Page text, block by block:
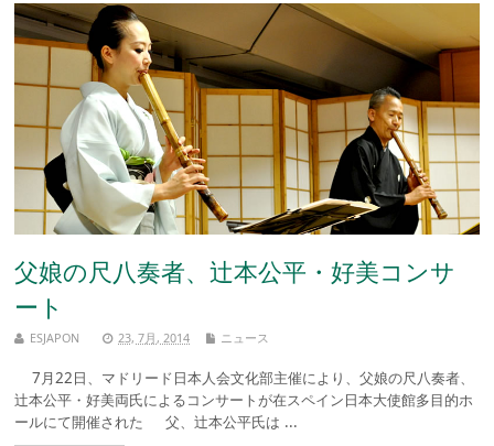
父娘の尺八奏者、辻本公平・好美コンサ
ート
ESJAPON 23, 7月, 2014 ニュース
7月22日、マドリード日本人会文化部主催により、父娘の尺八奏者、
辻本公平・好美両氏によるコンサートが在スペイン日本大使館多目的ホ
ールにて開催された 父、辻本公平氏は ...